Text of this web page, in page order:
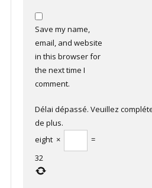
Save my name,
email, and website
in this browser for
the next time I
comment.
Délai dépassé. Veuillez
de plus.
eight ×
=
32